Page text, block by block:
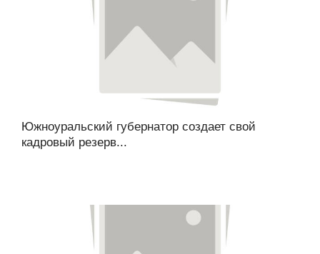
Южноуральский губернатор создает свой
кадровый резерв...